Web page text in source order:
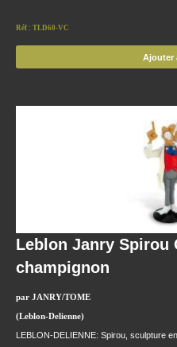
Réf : TLD60-VC
Ajouter
Leblon Janry Spirou
champignon
par JANRY/TOME
(Leblon-Delienne)
LEBLON-DELIENNE: Spirou, sculpture